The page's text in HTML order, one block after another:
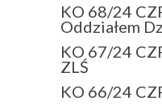
KO 68/24
Oddziałem
KO 67/24
ZLŚ
KO 66/24